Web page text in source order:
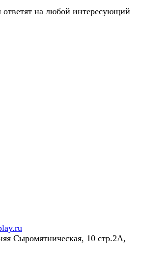
на любой интересующий
Сыромятническая, 10 стр.2А,